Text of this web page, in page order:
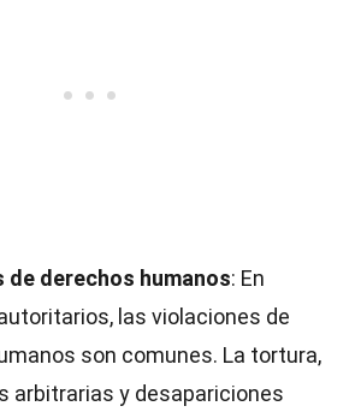
de derechos humanos: En
las violaciones de
son comunes. La tortura,
arbitrarias y desapariciones